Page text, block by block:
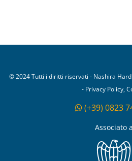
© 2024 Tutti i diritti riservati - Nashira
- Privacy Policy,
(+39) 0823
Associato a